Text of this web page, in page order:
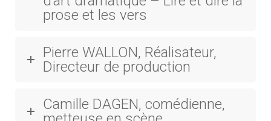
prose et les vers
Pierre WALLON, Réalisateur,
Directeur de production
Camille DAGEN, comédienne,